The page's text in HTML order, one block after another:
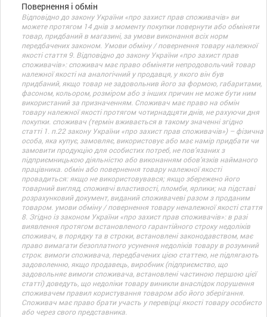
Повернення і обмін
Відповідно до закону України «про захист прав споживачів» ви
можете протягом 14 днів з моменту покупки повернути або обміняти
товар, придбаний в магазині, за умови виконання всіх норм
передбачених законом. Умови обміну / повернення товару належної
якості стаття 9. Відповідно до закону України «про захист прав
споживачів»: споживач має право обміняти непродовольчий товар
належної якості на аналогічний у продавця, у якого він був
придбаний, якщо товар не задовольнив його за формою, габаритами,
фасоном, кольором, розміром або з інших причин не може бути ним
використаний за призначенням. Споживач має право на обмін
товару належної якості протягом чотирнадцяти днів, не рахуючи дня
покупки. споживач (термін вживається в такому значенні згідно
статті 1. п.22 закону України «про захист прав споживачів») – фізична
особа, яка купує, замовляє, використовує або має намір придбати чи
замовити продукцію для особистих потреб, не пов’язаних з
підприємницькою діяльністю або виконанням обов’язків найманого
працівника. обмін або повернення товару належної якості
провадиться: якщо не використовувався; якщо збережено його
товарний вигляд, споживчі властивості, пломби, ярлики; на підставі
розрахунковий документ, виданий споживачеві разом з проданим
товаром. умови обміну / повернення товару неналежної якості стаття
8. Згідно із законом України «про захист прав споживачів»: в разі
виявлення протягом встановленого гарантійного строку недоліків
споживач, в порядку та в строки, встановлені законодавством, має
право вимагати безоплатного усунення недоліків товару в розумний
строк. вимоги споживача, передбачених цією статтею, не підлягають
задоволенню, якщо продавець, виробник (підприємство, що
задовольняє вимоги споживача, встановлені частиною першою цієї
статті) доведуть, що недоліки товару виникли внаслідок порушення
споживачем правил користування товаром або його зберігання.
Споживач має право брати участь у перевірці якості товару особисто
або через свого представника.